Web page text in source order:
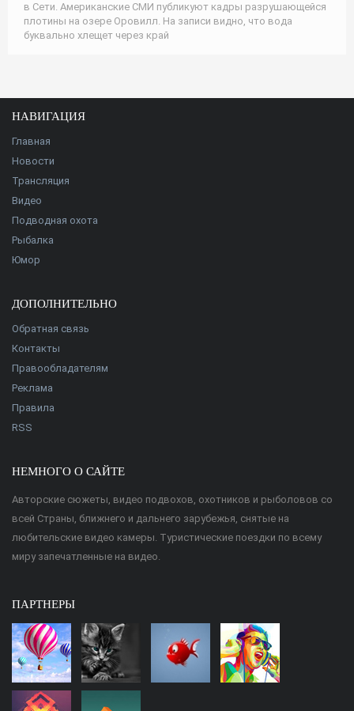
в Сети. Американские СМИ публикуют кадры разрушающейся
плотины на озере Оровилл. На записи видно, что вода
буквально хлещет через край
НАВИГАЦИЯ
Главная
Новости
Трансляция
Видео
Подводная охота
Рыбалка
Юмор
ДОПОЛНИТЕЛЬНО
Обратная связь
Контакты
Правообладателям
Реклама
Правила
RSS
НЕМНОГО О САЙТЕ
Авторские сюжеты, видео подвохов, охотников и рыболовов со
всей Страны, ближнего и дальнего зарубежья, снятые на
любительские видео камеры. Туристические поездки по всему
миру запечатленные на видео.
ПАРТНЕРЫ